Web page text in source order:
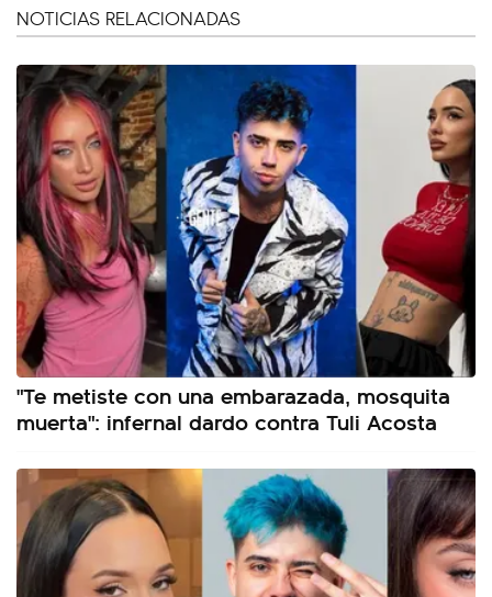
NOTICIAS RELACIONADAS
"Te metiste con una embarazada, mosquita
muerta": infernal dardo contra Tuli Acosta